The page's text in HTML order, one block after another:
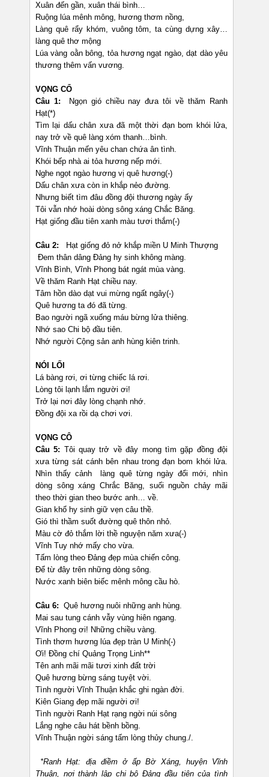
Xuân đến gần, xuân thái bình…
Ruộng lúa mênh mông, hương thơm nồng,
Làng quê rẩy khóm, vuông tôm, ta cùng dựng xây…
làng quê thơ mộng
Lúa vàng oằn bông, tỏa hương ngạt ngào, dạt dào yêu
thương thêm vấn vương.
VỌNG CỔ
Câu 1:
Ngọn gió chiều nay đưa tôi về thăm Ranh
Hạt(*)
Tìm lại dấu chân xưa đã một thời đạn bom khói lửa,
nay trở về quê làng xóm thanh…bình.
Vĩnh Thuận mến yêu chan chứa ân tình.
Khói bếp nhà ai tỏa hương nếp mới.
Nghe ngọt ngào hương vị quê hương(-)
Dấu chân xưa còn in khắp nẻo đường.
Nhưng biết tìm đâu đồng đội thương ngày ấy
Tôi vẫn nhớ hoài dòng sông xáng Chắc Băng.
Hạt giống đầu tiên xanh màu tươi thắm(-)
Câu 2: Hạt giống đỏ nở khắp miền U Minh Thượng
Đem thân dâng Đảng hy sinh không màng.
Vĩnh Bình, Vĩnh Phong bát ngát mùa vàng.
Về thăm Ranh Hạt chiều nay.
Tâm hồn dào dạt vui mừng ngất ngây(-)
Quê hương ta đó đã từng.
Bao người ngã xuống máu bừng lửa thiêng.
Nhớ sao Chi bộ đầu tiên.
Nhớ người Cộng sản anh hùng kiên trinh.
NÓI LỐI
Lá bàng rơi, ơi từng chiếc lá rơi.
Lòng tôi lạnh lắm người ơi!
Trở lại nơi đây lòng chạnh nhớ.
Đồng đội xa rồi dạ chơi vơi.
VỌNG CÔ
Câu 5: Tôi quay trở về đây mong tìm gặp đồng đội
xưa từng sát cánh bên nhau trong đạn bom khói lửa.
Nhìn thấy cảnh làng quê từng ngày đổi mới, nhìn
dòng sông xáng Chrắc Băng, suối nguồn chảy mãi
theo thời gian theo bước anh… về.
Gian khổ hy sinh giữ vẹn câu thề.
Gió thì thầm suốt đường quê thôn nhỏ.
Màu cờ đỏ thắm lời thề nguyện năm xưa(-)
Vĩnh Tuy nhớ mấy cho vừa.
Tấm lòng theo Đảng đẹp mùa chiến công.
Để từ đây trên những dòng sông.
Nước xanh biên biếc mênh mông cầu hò.
Câu 6: Quê hương nuôi những anh hùng.
Mai sau tung cánh vẫy vùng hiên ngang.
Vĩnh Phong ơi! Những chiều vàng.
Tình thơm hương lúa đẹp tràn U Minh(-)
Ơi! Đồng chí Quảng Trọng Linh**
Tên anh mãi mãi tươi xinh đất trời
Quê hương bừng sáng tuyệt vời.
Tình người Vĩnh Thuận khắc ghi ngàn đời.
Kiên Giang đẹp mãi người ơi!
Tình người Ranh Hạt rạng ngời núi sông
Lắng nghe câu hát bềnh bồng.
Vĩnh Thuận ngời sáng tấm lòng thủy chung./.
*Ranh Hạt: địa điềm ở ấp Bờ Xáng, huyện Vĩnh
Thuận, nơi thành lập chi bộ Đảng đầu tiên của tình